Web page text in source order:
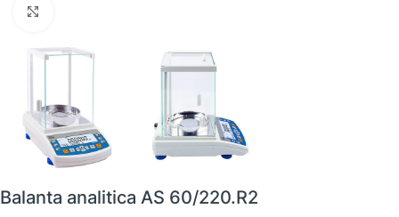
Balanta analitica AS 60/220.R2